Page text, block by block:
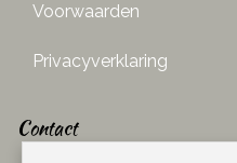
Voorwaarden
Privacyverklaring
Contact